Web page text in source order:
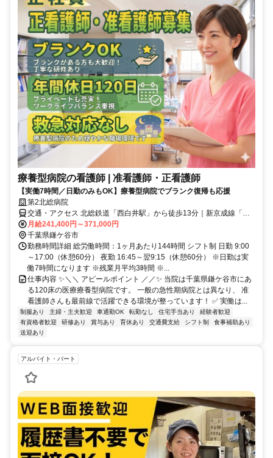
療養型病院の看護師 | 准看護師・正看護師
【実働7時間／日勤のみもOK】療養型病院でブランク復帰も応援
第2北総病院
交通・アクセス 北総鉄道「西白井駅」から徒歩13分｜新京成線「鎌
ヶ谷大仏駅」からバス6分 「ひょうたん」バス停下車徒歩4分
月給241,400円～371,000円
千葉県鎌ケ谷市
勤務時間詳細 総労働時間：1ヶ月あたり144時間 シフト制 日勤 9:00
～17:00（休憩60分） 夜勤 16:45～翌9:15（休憩60分） ※日勤は実
働7時間になります ※残業月平均3時間 ※...
仕事内容 ✨＼＼ アピールポイント ／／✨ 当院は千葉県鎌ケ谷市にあ
る120床の医療療養型病院です。 一般の急性期病院とは異なり、 准
看護師さんも最前線で活躍できる環境が整っています！ ✅ 実働は...
制服あり 主婦・主夫歓迎 車通勤OK 転勤なし 住宅手当あり
経験者歓迎
有資格者歓迎
研修あり 賞与あり 育休あり 交通費支給 シフト制
食事補助あり
送迎あり
アルバイト・パート